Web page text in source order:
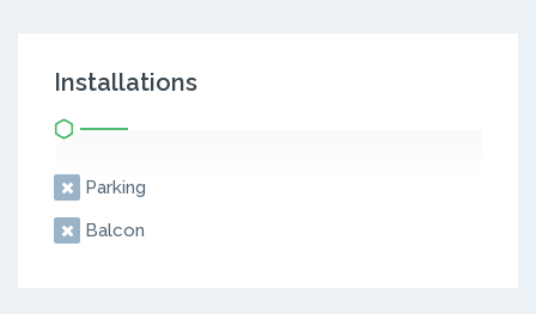
Installations
Parking
Balcon